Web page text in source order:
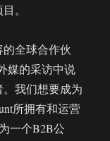
。
全球合作伙
媒的采访中说
我们想要成为
所拥有和运营
一个B2B公